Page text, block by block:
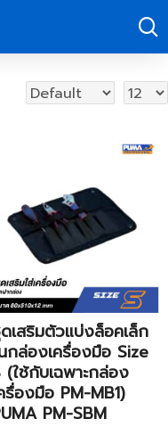
เสริมตัวแบ่งล็อคเล็ก
กล่องเครื่องมือ Size
(ใช้กับเฉพาะกล่อง
รื่องมือ PM-MB1)
PM-SBM